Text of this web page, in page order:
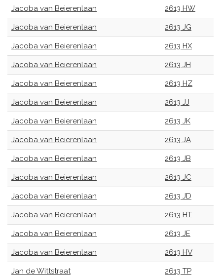
Jacoba van Beierenlaan 2613 HW
Jacoba van Beierenlaan 2613 JG
Jacoba van Beierenlaan 2613 HX
Jacoba van Beierenlaan 2613 JH
Jacoba van Beierenlaan 2613 HZ
Jacoba van Beierenlaan 2613 JJ
Jacoba van Beierenlaan 2613 JK
Jacoba van Beierenlaan 2613 JA
Jacoba van Beierenlaan 2613 JB
Jacoba van Beierenlaan 2613 JC
Jacoba van Beierenlaan 2613 JD
Jacoba van Beierenlaan 2613 HT
Jacoba van Beierenlaan 2613 JE
Jacoba van Beierenlaan 2613 HV
Jan de Wittstraat 2613 TP